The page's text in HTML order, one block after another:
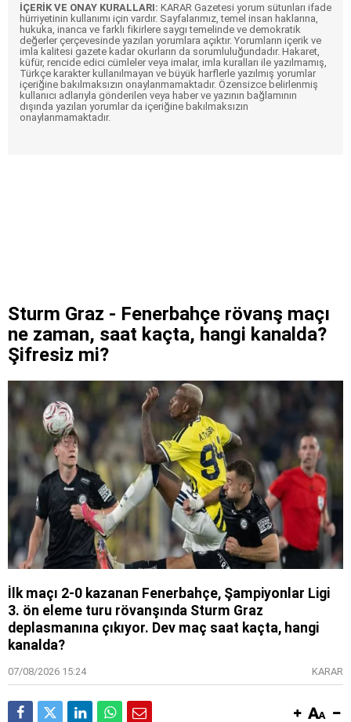
İÇERİK VE ONAY KURALLARI: KARAR Gazetesi yorum sütunları ifade
hürriyetinin kullanımı için vardır. Sayfalarımız, temel insan haklarına,
hukuka, inanca ve farklı fikirlere saygı temelinde ve demokratik
değerler çerçevesinde yazılan yorumlara açıktır. Yorumların içerik ve
imla kalitesi gazete kadar okurların da sorumluluğundadır. Hakaret,
küfür, rencide edici cümleler veya imalar, imla kuralları ile yazılmamış,
Türkçe karakter kullanılmayan ve büyük harflerle yazılmış yorumlar
içeriğine bakılmaksızın onaylanmamaktadır. Özensizce belirlenmiş
kullanıcı adlarıyla gönderilen veya haber ve yazının bağlamının
dışında yazılan yorumlar da içeriğine bakılmaksızın
onaylanmamaktadır.
Sturm Graz - Fenerbahçe rövanş maçı
ne zaman, saat kaçta, hangi kanalda?
Şifresiz mi?
İlk maçı 2-0 kazanan Fenerbahçe, Şampiyonlar Ligi
3. ön eleme turu rövanşında Sturm Graz
deplasmanına çıkıyor. Dev maç saat kaçta, hangi
kanalda?
07/08/2026 15:24 KARAR